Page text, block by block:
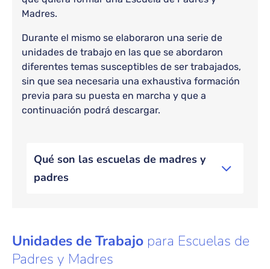
Madres.
Durante el mismo se elaboraron una serie de
unidades de trabajo en las que se abordaron
diferentes temas susceptibles de ser trabajados,
sin que sea necesaria una exhaustiva formación
previa para su puesta en marcha y que a
continuación podrá descargar.
Qué son las escuelas de madres y
padres
Unidades de Trabajo para Escuelas de
Padres y Madres